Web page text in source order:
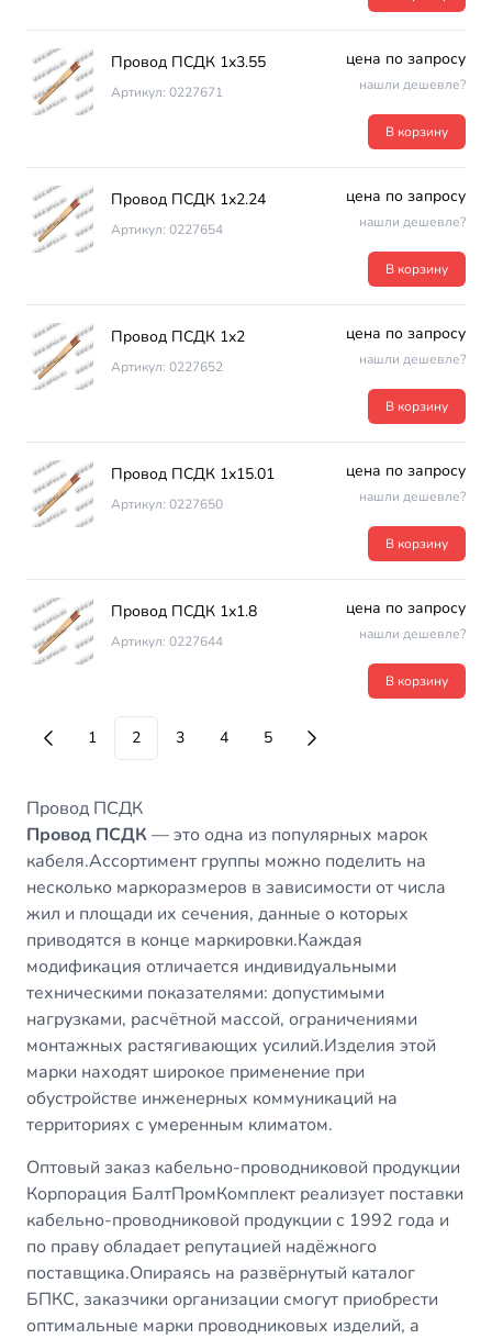
Провод ПСДК 1х3.55
Артикул: 0227671
цена по запросу
нашли дешевле?
В корзину
Провод ПСДК 1х2.24
Артикул: 0227654
цена по запросу
нашли дешевле?
В корзину
Провод ПСДК 1х2
Артикул: 0227652
цена по запросу
нашли дешевле?
В корзину
Провод ПСДК 1х15.01
Артикул: 0227650
цена по запросу
нашли дешевле?
В корзину
Провод ПСДК 1х1.8
Артикул: 0227644
цена по запросу
нашли дешевле?
В корзину
1 2 3 4 5
Провод ПСДК
Провод ПСДК — это одна из популярных марок
кабеля.Ассортимент группы можно поделить на
несколько маркоразмеров в зависимости от числа
жил и площади их сечения, данные о которых
приводятся в конце маркировки.Каждая
модификация отличается индивидуальными
техническими показателями: допустимыми
нагрузками, расчётной массой, ограничениями
монтажных растягивающих усилий.Изделия этой
марки находят широкое применение при
обустройстве инженерных коммуникаций на
территориях с умеренным климатом.
Оптовый заказ кабельно-проводниковой продукции
Корпорация БалтПромКомплект реализует поставки
кабельно-проводниковой продукции с 1992 года и
по праву обладает репутацией надёжного
поставщика.Опираясь на развёрнутый каталог
БПКС, заказчики организации смогут приобрести
оптимальные марки проводниковых изделий, а